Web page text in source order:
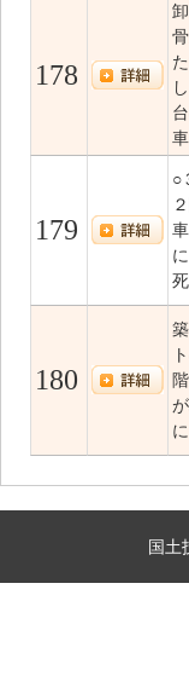
178
179
○
180
国